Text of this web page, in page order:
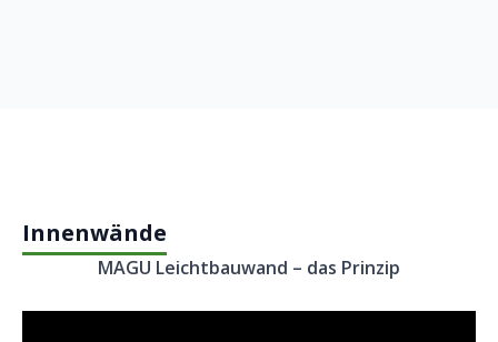
Innenwände
MAGU Leichtbauwand – das Prinzip